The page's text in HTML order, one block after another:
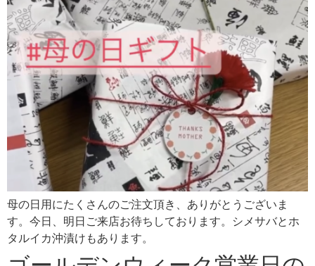
母の日用にたくさんのご注文頂き、ありがとうございま
す。今日、明日ご来店お待ちしております。シメサバとホ
タルイカ沖漬けもあります。